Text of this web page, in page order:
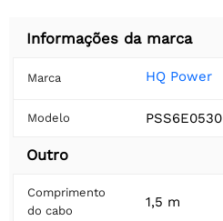
Informações da marca
Marca HQ Power
Modelo PSS6E0530
Outro
Comprimento
do cabo
1,5 m